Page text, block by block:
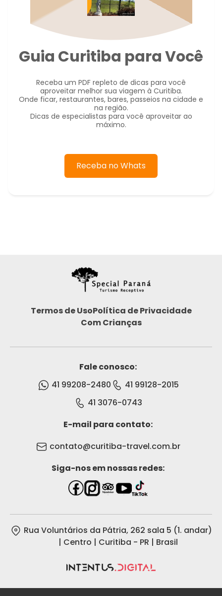
Guia Curitiba para Você
Receba um PDF repleto de dicas para você
aproveitar melhor sua viagem à Curitiba.
Onde ficar, restaurantes, bares, passeios na cidade e
na região.
Dicas de especialistas para você aproveitar ao
máximo.
Receba no Whats
Termos de UsoPolítica de Privacidade
Com Crianças
Fale conosco:
41 99208-2480
41 99128-2015
41 3076-0743
E-mail para contato:
contato@curitiba-travel.com.br
Siga-nos em nossas redes:
Rua Voluntários da Pátria, 262 sala 5 (1. andar)
| Centro | Curitiba - PR | Brasil